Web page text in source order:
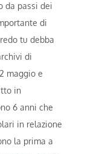
da passi dei
di
tu debba
di
maggio e
in
6 anni che
in relazione
la prima a